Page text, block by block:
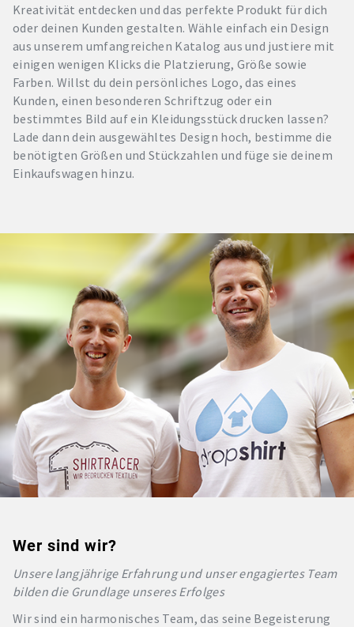
Kreativität entdecken und das perfekte Produkt für dich
oder deinen Kunden gestalten. Wähle einfach ein Design
aus unserem umfangreichen Katalog aus und justiere mit
einigen wenigen Klicks die Platzierung, Größe sowie
Farben. Willst du dein persönliches Logo, das eines
Kunden, einen besonderen Schriftzug oder ein
bestimmtes Bild auf ein Kleidungsstück drucken lassen?
Lade dann dein ausgewähltes Design hoch, bestimme die
benötigten Größen und Stückzahlen und füge sie deinem
Einkaufswagen hinzu.
Wer sind wir?
Unsere langjährige Erfahrung und unser engagiertes Team
bilden die Grundlage unseres Erfolges
Wir sind ein harmonisches Team, das seine Begeisterung